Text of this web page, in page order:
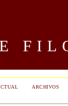
ARCHIVOS